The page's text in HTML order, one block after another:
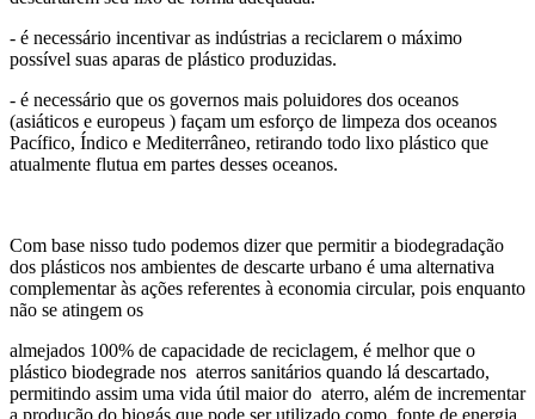
- é necessário incentivar as indústrias a reciclarem o máximo
possível suas aparas de plástico produzidas.
- é necessário que os governos mais poluidores dos oceanos
(asiáticos e europeus ) façam um esforço de limpeza dos oceanos
Pacífico, Índico e Mediterrâneo, retirando todo lixo plástico que
atualmente flutua em partes desses oceanos.
Com base nisso tudo podemos dizer que permitir a biodegradação
dos plásticos nos ambientes de descarte urbano é uma alternativa
complementar às ações referentes à economia circular, pois enquanto
não se atingem os
almejados 100% de capacidade de reciclagem, é melhor que o
plástico biodegrade nos aterros sanitários quando lá descartado,
permitindo assim uma vida útil maior do aterro, além de incrementar